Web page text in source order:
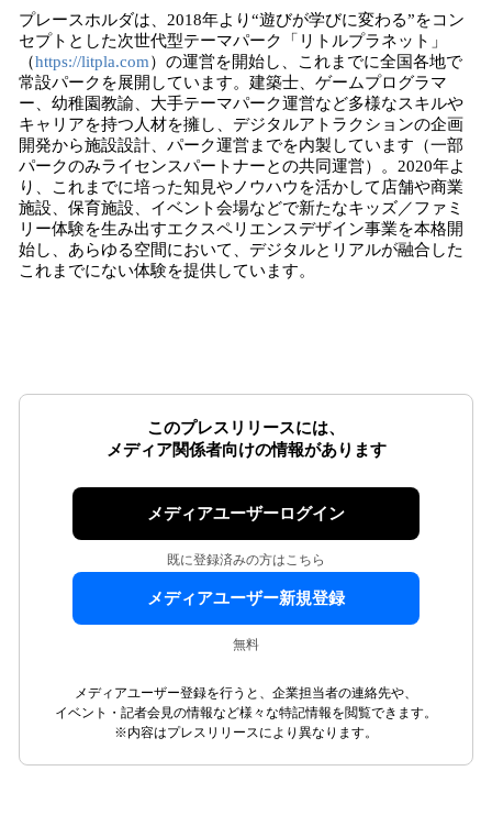
プレースホルダは、2018年より“遊びが学びに変わる”をコン
セプトとした次世代型テーマパーク「リトルプラネット」
（https://litpla.com）の運営を開始し、これまでに全国各地で
常設パークを展開しています。建築士、ゲームプログラマ
ー、幼稚園教諭、大手テーマパーク運営など多様なスキルや
キャリアを持つ人材を擁し、デジタルアトラクションの企画
開発から施設設計、パーク運営までを内製しています（一部
パークのみライセンスパートナーとの共同運営）。2020年よ
り、これまでに培った知見やノウハウを活かして店舗や商業
施設、保育施設、イベント会場などで新たなキッズ／ファミ
リー体験を生み出すエクスペリエンスデザイン事業を本格開
始し、あらゆる空間において、デジタルとリアルが融合した
これまでにない体験を提供しています。
このプレスリリースには、
メディア関係者向けの情報があります
メディアユーザーログイン
既に登録済みの方はこちら
メディアユーザー新規登録
無料
メディアユーザー登録を行うと、企業担当者の連絡先や、
イベント・記者会見の情報など様々な特記情報を閲覧できます。
※内容はプレスリリースにより異なります。